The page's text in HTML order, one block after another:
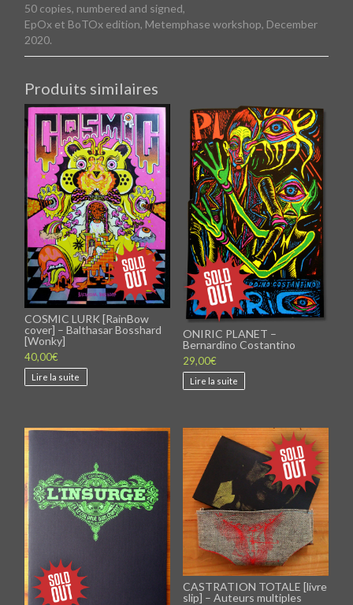
50 copies, numbered and signed,
EpOx et BoTOx edition, Metemphase workshop, December
2020.
Produits similaires
COSMIC LURK [RainBow
cover] – Balthasar Bosshard
[Wonky]
40,00€
Lire la suite
ONIRIC PLANET –
Bernardino Costantino
29,00€
Lire la suite
CASTRATION TOTALE [livre
slip] – Auteurs multiples